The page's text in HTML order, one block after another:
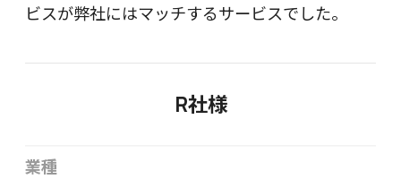
ビスが弊社にはマッチするサービスでした。
R社様
業種